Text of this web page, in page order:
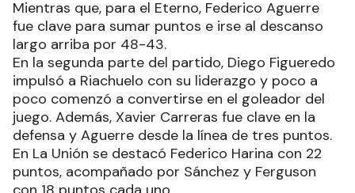
Mientras que, para el Eterno, Federico Aguerre
fue clave para sumar puntos e irse al descanso
largo arriba por 48-43.
En la segunda parte del partido, Diego Figueredo
impulsó a Riachuelo con su liderazgo y poco a
poco comenzó a convertirse en el goleador del
juego. Además, Xavier Carreras fue clave en la
defensa y Aguerre desde la línea de tres puntos.
En La Unión se destacó Federico Harina con 22
puntos, acompañado por Sánchez y Ferguson